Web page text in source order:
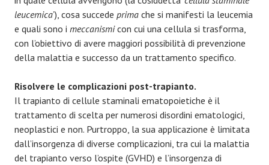
leucemica’), cosa succede prima che si manifesti la leucemia
e quali sono i meccanismicon cui una cellula si trasforma,
con l’obiettivo di avere maggiori possibilità di prevenzione
della malattia e successo da un trattamento specifico.
Risolvere le complicazioni post-trapianto.
Il trapianto di cellule staminali ematopoietiche è il
trattamento di scelta per numerosi disordini ematologici,
neoplastici e non. Purtroppo, la sua applicazione è limitata
dall’insorgenza di diverse complicazioni, tra cui la malattia
del trapianto verso l’ospite (GVHD) e l’insorgenza di